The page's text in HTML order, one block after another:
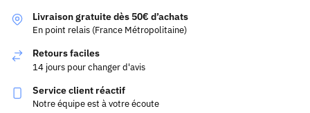
Livraison gratuite dès 50€ d’achats
En point relais (France Métropolitaine)
Retours faciles
14 jours pour changer d'avis
Service client réactif
Notre équipe est à votre écoute